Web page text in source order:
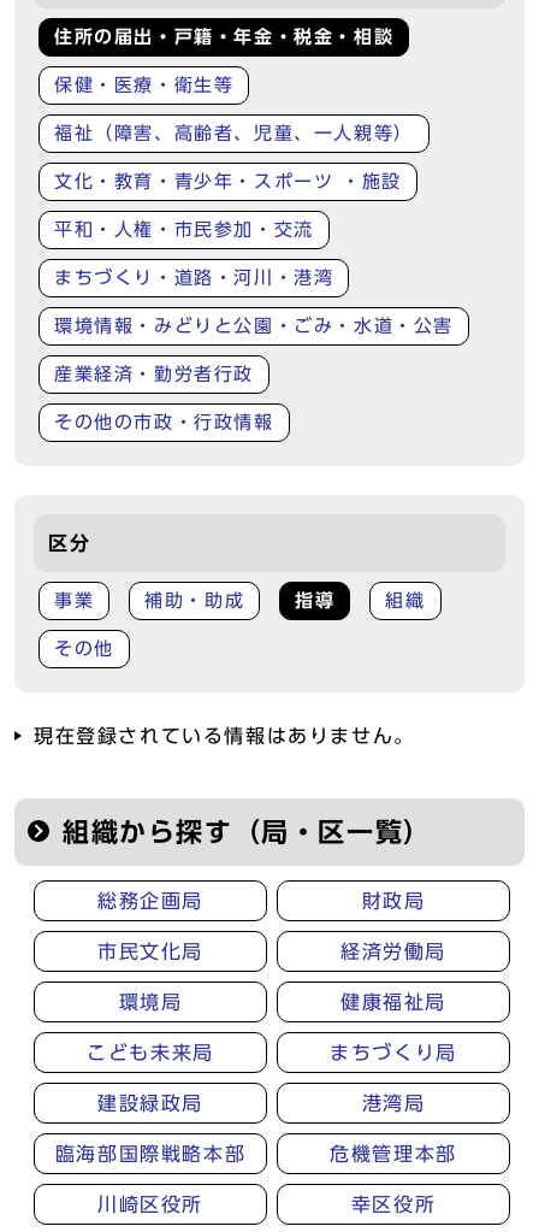
住所の届出・戸籍・年金・税金・相談
保健・医療・衛生等
福祉（障害、高齢者、児童、一人親等）
文化・教育・青少年・スポーツ ・施設
平和・人権・市民参加・交流
まちづくり・道路・河川・港湾
環境情報・みどりと公園・ごみ・水道・公害
産業経済・勤労者行政
その他の市政・行政情報
区分
事業 補助・助成 指導 組織
その他
現在登録されている情報はありません。
組織から探す（局・区一覧）
総務企画局 財政局
市民文化局 経済労働局
環境局 健康福祉局
こども未来局 まちづくり局
建設緑政局 港湾局
臨海部国際戦略本部 危機管理本部
川崎区役所 幸区役所